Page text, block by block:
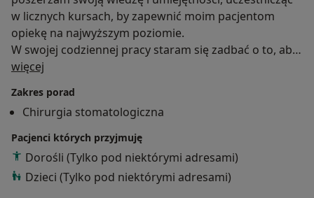
w licznych kursach, by zapewnić moim pacjentom
opiekę na najwyższym poziomie.
W swojej codziennej pracy staram się zadbać o to, aby
wizyta nie była dla pacjenta traumatycznym
Moje łagodne usposobienie pomaga mi w pracy z
najbardziej zestresowanymi pacjentami, a ich uśmiech
i zadowolenie po zakończonych zabiegach dają mi
największą satysfakcję.
Serdecznie zapraszam na konsultację.
więcej
Zakres porad
Chirurgia stomatologiczna
Pacjenci których przyjmuję
Dorośli (Tylko pod niektórymi adresami)
Dzieci (Tylko pod niektórymi adresami)